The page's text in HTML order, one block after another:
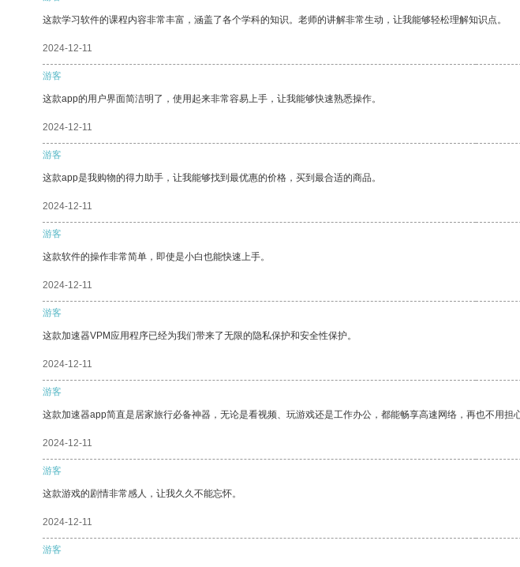
这款学习软件的课程内容非常丰富，涵盖了各个学科的知识。老师的讲解非常生动，让我能够轻松理解知识点。
2024-12-11
游客
这款app的用户界面简洁明了，使用起来非常容易上手，让我能够快速熟悉操作。
2024-12-11
游客
这款app是我购物的得力助手，让我能够找到最优惠的价格，买到最合适的商品。
2024-12-11
游客
这款软件的操作非常简单，即使是小白也能快速上手。
2024-12-11
游客
这款加速器VPM应用程序已经为我们带来了无限的隐私保护和安全性保护。
2024-12-11
游客
这款加速器app简直是居家旅行必备神器，无论是看视频、玩游戏还是工作办公，都能畅享高速网络，再也不用担
2024-12-11
游客
这款游戏的剧情非常感人，让我久久不能忘怀。
2024-12-11
游客